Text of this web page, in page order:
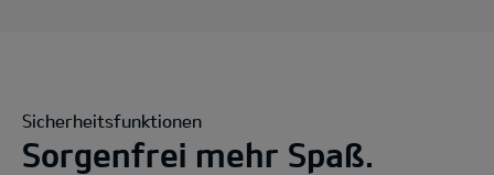
Sicherheitsfunktionen
Sorgenfrei mehr Spaß.